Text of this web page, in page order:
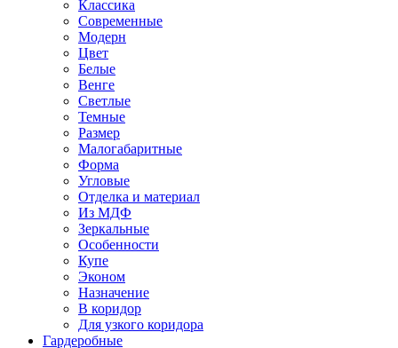
Классика
Современные
Модерн
Цвет
Белые
Венге
Светлые
Темные
Размер
Малогабаритные
Форма
Угловые
Отделка и материал
Из МДФ
Зеркальные
Особенности
Купе
Эконом
Назначение
В коридор
Для узкого коридора
Гардеробные